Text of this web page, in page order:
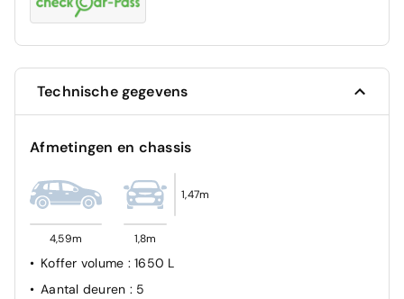
Technische gegevens
Afmetingen en chassis
4,59m 1,8m
1,47m
Koffer volume : 1650 L
Aantal deuren : 5